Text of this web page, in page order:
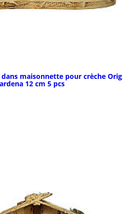
maisonnette pour crèche
12 cm 5 pcs